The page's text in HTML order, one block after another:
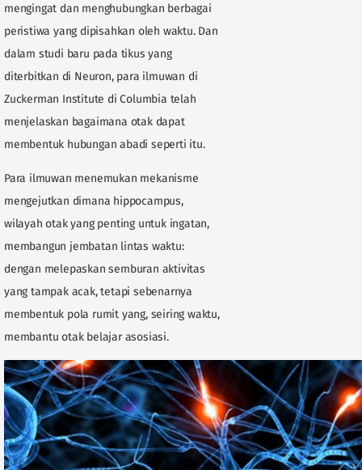
mengingat dan menghubungkan berbagai
peristiwa yang dipisahkan oleh waktu. Dan
dalam studi baru pada tikus yang
diterbitkan di Neuron, para ilmuwan di
Zuckerman Institute di Columbia telah
menjelaskan bagaimana otak dapat
membentuk hubungan abadi seperti itu.
Para ilmuwan menemukan mekanisme
mengejutkan dimana hippocampus,
wilayah otak yang penting untuk ingatan,
membangun jembatan lintas waktu:
dengan melepaskan semburan aktivitas
yang tampak acak, tetapi sebenarnya
membentuk pola rumit yang, seiring waktu,
membantu otak belajar asosiasi.